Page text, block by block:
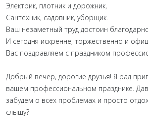
Электрик, плотник и дорожник,
Сантехник, садовник, уборщик.
Ваш незаметный труд достоин
И сегодня искренне, торжественно и
Вас поздравляем с праздником
Добрый вечер, дорогие друзья! Я рад
вашем профессиональном празднике.
забудем о всех проблемах и просто
слышу?